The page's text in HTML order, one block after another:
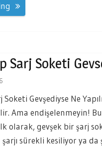
Sarj Soketi
Soketi Gevşediyse Ne
Ama endişelenmeyin!
olarak, gevşek bir şarj
sürekli kesiliyor ya